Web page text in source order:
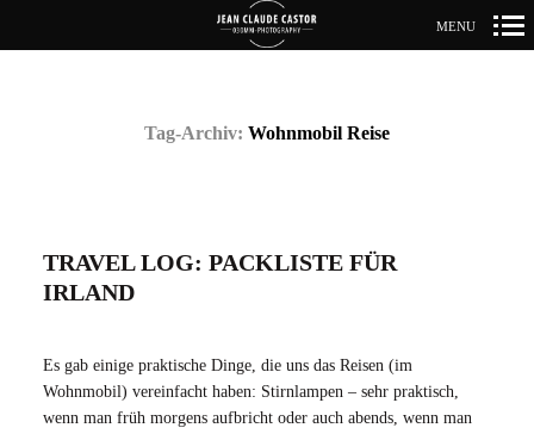
MENU
Tag-Archiv: Wohnmobil Reise
TRAVEL LOG: PACKLISTE FÜR
IRLAND
Es gab einige praktische Dinge, die uns das Reisen (im
Wohnmobil) vereinfacht haben: Stirnlampen – sehr praktisch,
wenn man früh morgens aufbricht oder auch abends, wenn man